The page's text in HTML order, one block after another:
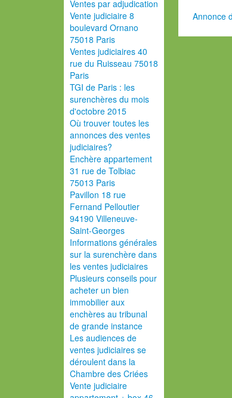
Ventes par adjudication
Vente judiciaire 8
boulevard Ornano
75018 Paris
Ventes judiciaires 40
rue du Ruisseau 75018
Paris
TGI de Paris : les
surenchères du mois
d'octobre 2015
Où trouver toutes les
annonces des ventes
judiciaires?
Enchère appartement
31 rue de Tolbiac
75013 Paris
Pavillon 18 rue
Fernand Pelloutier
94190 Villeneuve-
Saint-Georges
Informations générales
sur la surenchère dans
les ventes judiciaires
Plusieurs conseils pour
acheter un bien
immobilier aux
enchères au tribunal
de grande instance
Les audiences de
ventes judiciaires se
déroulent dans la
Chambre des Criées
Vente judiciaire
Annonce